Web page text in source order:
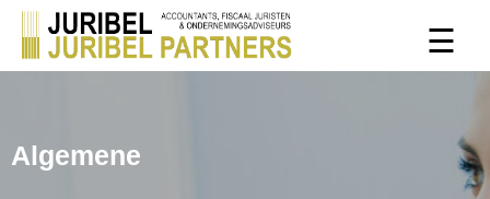
Overslaan
naar
☰
Algemene